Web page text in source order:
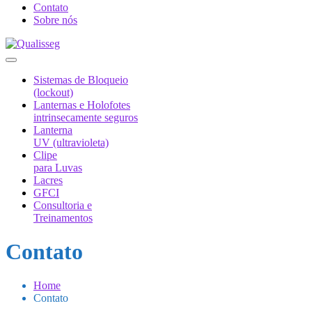
Contato
Sobre nós
Sistemas de Bloqueio
(lockout)
Lanternas e Holofotes
intrinsecamente seguros
Lanterna
UV (ultravioleta)
Clipe
para Luvas
Lacres
GFCI
Consultoria e
Treinamentos
Contato
Home
Contato